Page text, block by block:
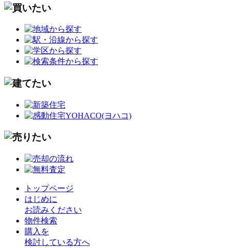
トップページ
はじめに
お読みください
物件検索
購入を
検討している方へ